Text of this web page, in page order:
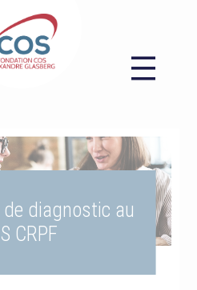
de diagnostic au
CRPF